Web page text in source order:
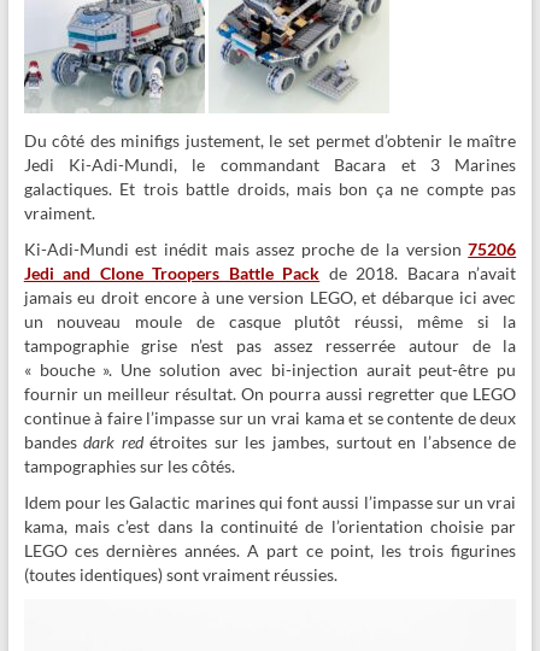
Du côté des minifigs justement, le set permet d’obtenir le maître
Jedi Ki-Adi-Mundi, le commandant Bacara et 3 Marines
galactiques. Et trois battle droids, mais bon ça ne compte pas
vraiment.
Ki-Adi-Mundi est inédit mais assez proche de la version75206
Jedi and Clone Troopers Battle Pack de 2018. Bacara n’avait
jamais eu droit encore à une version LEGO, et débarque ici avec
un nouveau moule de casque plutôt réussi, même si la
tampographie grise n’est pas assez resserrée autour de la
« bouche ». Une solution avec bi-injection aurait peut-être pu
fournir un meilleur résultat. On pourra aussi regretter que LEGO
continue à faire l’impasse sur un vrai kama et se contente de deux
bandesdark redétroites sur les jambes, surtout en l’absence de
tampographies sur les côtés.
Idem pour les Galactic marines qui font aussi l’impasse sur un vrai
kama, mais c’est dans la continuité de l’orientation choisie par
LEGO ces dernières années. A part ce point, les trois figurines
(toutes identiques) sont vraiment réussies.